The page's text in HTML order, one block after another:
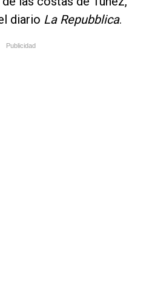
diario La Repubblica.
Publicidad